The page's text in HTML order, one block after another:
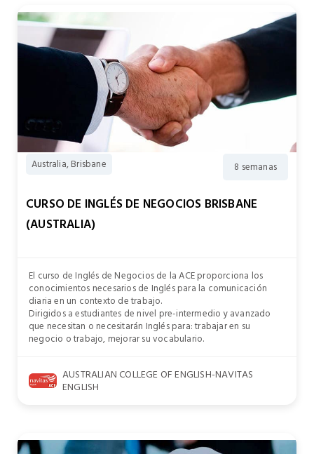
Australia, Brisbane 8 semanas
CURSO DE INGLÉS DE NEGOCIOS BRISBANE
(AUSTRALIA)
El curso de Inglés de Negocios de la ACE proporciona los
conocimientos necesarios de Inglés para la comunicación
diaria en un contexto de trabajo.
Dirigidos a estudiantes de nivel pre-intermedio y avanzado
que necesitan o necesitarán Inglés para: trabajar en su
negocio o trabajo, mejorar su vocabulario.
AUSTRALIAN COLLEGE OF ENGLISH-NAVITAS
ENGLISH